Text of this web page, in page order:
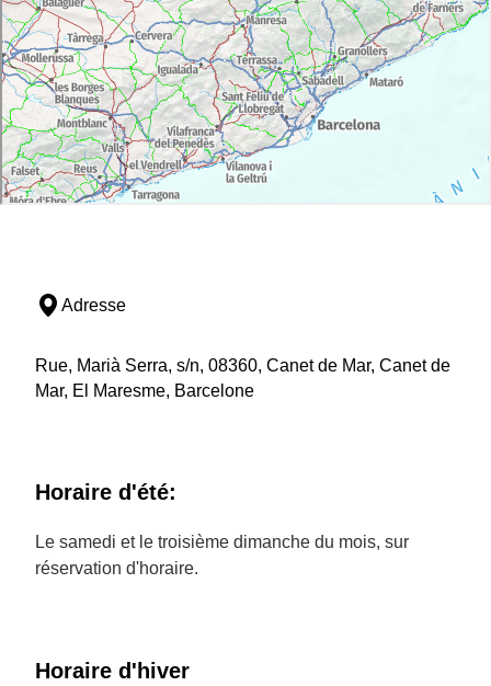
Adresse
Rue, Marià Serra, s/n, 08360, Canet de Mar, Canet de
Mar, El Maresme, Barcelone
Horaire d'été:
Le samedi et le troisième dimanche du mois, sur
réservation d'horaire.
Horaire d'hiver